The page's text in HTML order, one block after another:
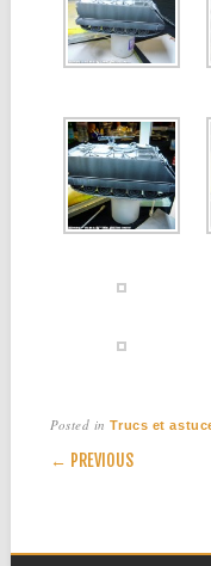
Posted inTrucs et
POST
← PREVIOUS